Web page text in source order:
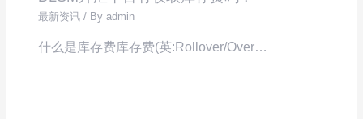
最新资讯 / Byadmin
什么是库存费库存费(英:Rollover/Over…